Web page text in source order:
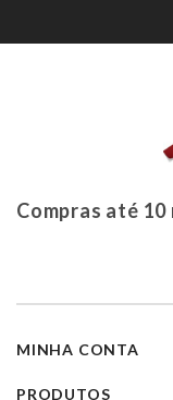
Compras até 10
MINHA CONTA
PRODUTOS